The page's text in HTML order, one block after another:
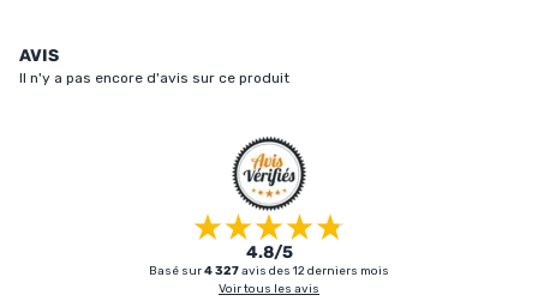
AVIS
Il n'y a pas encore d'avis sur ce produit
4.8/5
Basé sur4 327avis des 12 derniers mois
Voir tous les avis